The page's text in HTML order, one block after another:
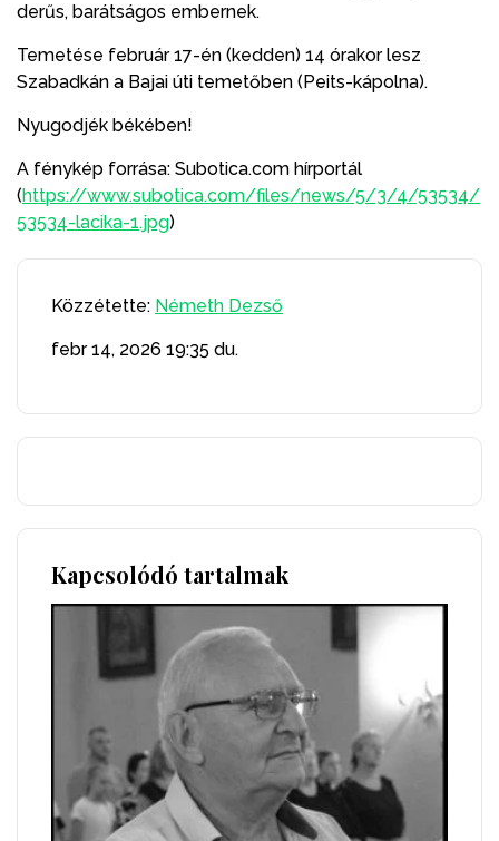
derűs, barátságos embernek.
Temetése február 17-én (kedden) 14 órakor lesz
Szabadkán a Bajai úti temetőben (Peits-kápolna).
Nyugodjék békében!
A fénykép forrása: Subotica.com hírportál
(https://www.subotica.com/files/news/5/3/4/53534/
53534-lacika-1.jpg)
Közzétette: Németh Dezső
febr 14, 2026 19:35 du.
Kapcsolódó tartalmak